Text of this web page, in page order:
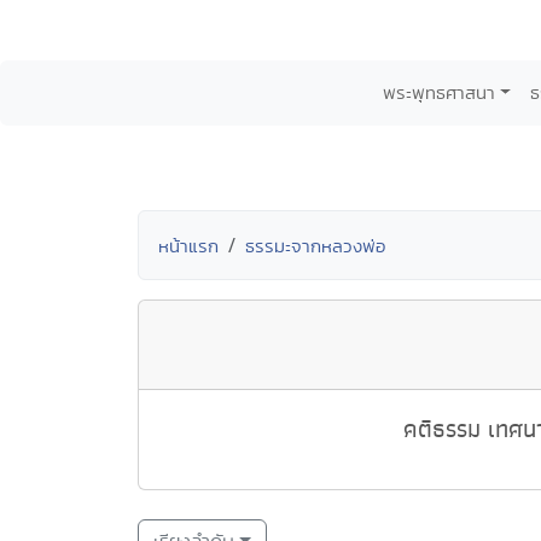
พระพุทธศาสนา
หน้าแรก ธรรมะจากหลวงพ่อ
คติธรรม เทศ